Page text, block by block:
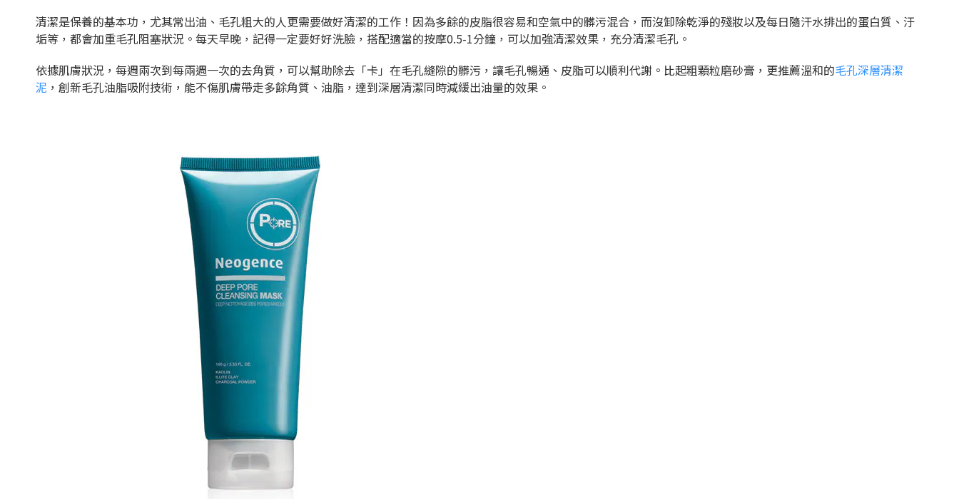
清潔是保養的基本功，尤其常出油、毛孔粗大的人更需要做好清潔的工作！因為多餘的皮脂很容易和空氣中的髒污混合，而沒卸除乾淨的殘妝以及每日隨汗水排出的蛋白質、汙
垢等，都會加重毛孔阻塞狀況。每天早晚，記得一定要好好洗臉，搭配適當的按摩0.5-1分鐘，可以加強清潔效果，充分清潔毛孔。
依據肌膚狀況，每週兩次到每兩週一次的去角質，可以幫助除去「卡」在毛孔縫隙的髒污，讓毛孔暢通、皮脂可以順利代謝。比起粗顆粒磨砂膏，更推薦溫和的毛孔深層清潔
泥 ，創新毛孔油脂吸附技術，能不傷肌膚帶走多餘角質、油脂，達到深層清潔同時減緩出油量的效果。